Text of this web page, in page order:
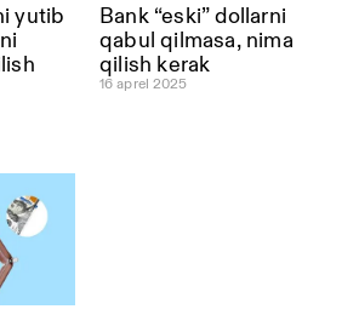
yutib
Bank “eski” dollarni
qabul qilmasa, nima
qilish kerak
16 aprel 2025